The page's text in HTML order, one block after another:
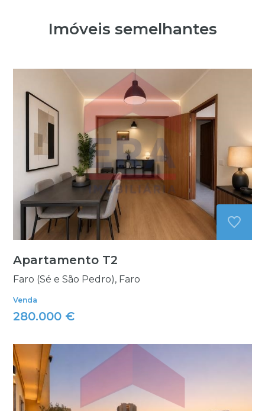
Imóveis semelhantes
Apartamento T2
Faro (Sé e São Pedro), Faro
Venda
280.000 €